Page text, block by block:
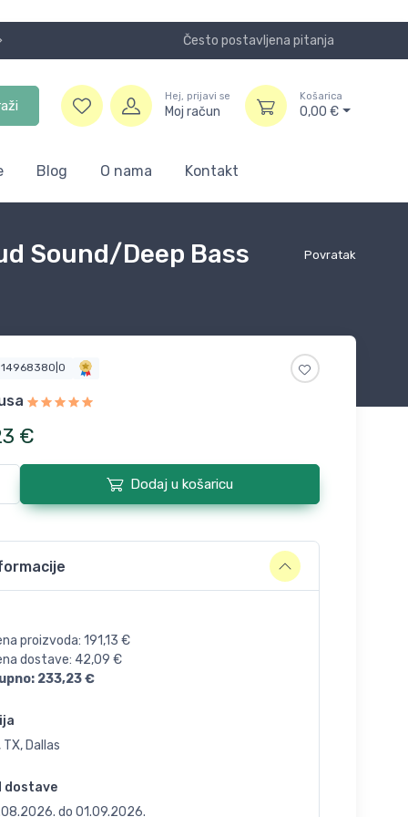
Često postavljena pitanja
Hej, prijavi se
Moj račun
Košarica
0,00 €
Blog O nama Kontakt
Povratak
Sound/Deep Bass
€
Dodaj u košaricu
proizvoda: 191,13 €
dostave: 42,09 €
233,23€
TX, Dallas
dostave
do 01.09.2026.